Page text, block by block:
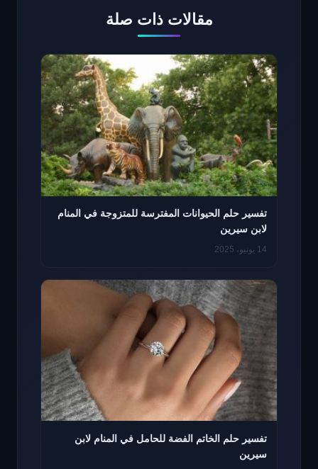
مقالات ذات صلة
تفسير حلم الحيوانات المفترسة للمتزوجة في المنام
لابن سيرين
14 يونيو، 2025
تفسير حلم الخاتم الفضة للحامل في المنام لابن
سيرين